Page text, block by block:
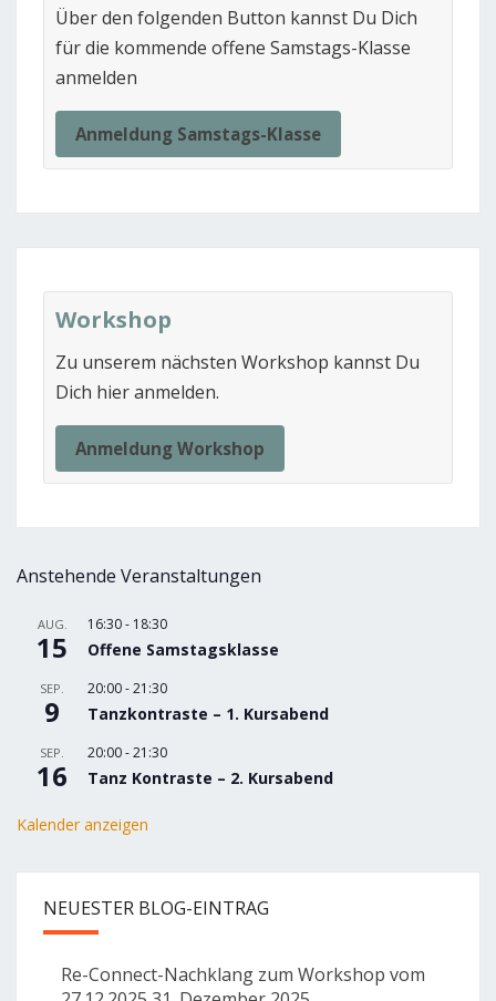
Über den folgenden Button kannst Du Dich
für die kommende offene Samstags-Klasse
anmelden
Anmeldung Samstags-Klasse
Workshop
Zu unserem nächsten Workshop kannst Du
Dich hier anmelden.
Anmeldung Workshop
Anstehende Veranstaltungen
AUG.
15
16:30- 18:30
Offene Samstagsklasse
SEP.
9
20:00-21:30
Tanzkontraste – 1. Kursabend
SEP.
16
20:00-21:30
Tanz Kontraste – 2. Kursabend
Kalender anzeigen
NEUESTER BLOG-EINTRAG
Re-Connect-Nachklang zum Workshop vom